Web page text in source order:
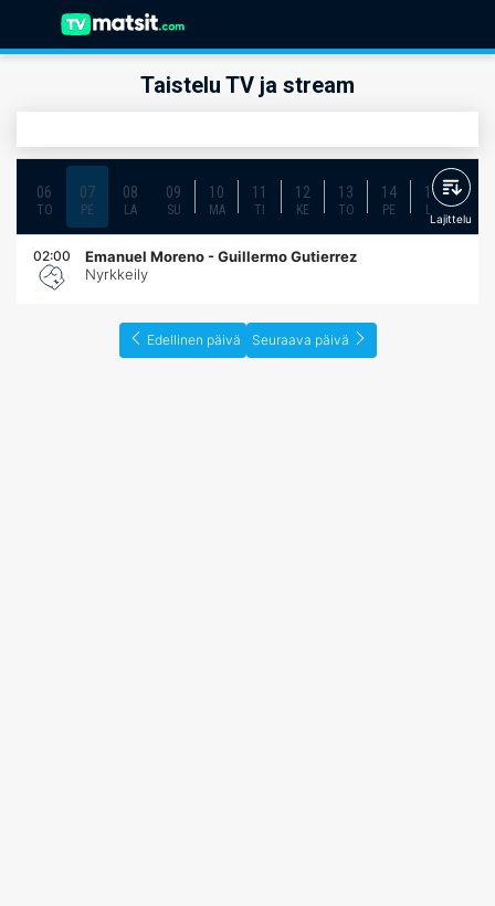
Taistelu TV ja stream
06
TO
07
PE
08
LA
09
SU
10
MA
11
TI
12
KE
13
TO
14
PE
15
LA
16
Lajittelu
02:00
Emanuel Moreno - Guillermo Gutierrez
Nyrkkeily
Edellinen päivä Seuraava päivä